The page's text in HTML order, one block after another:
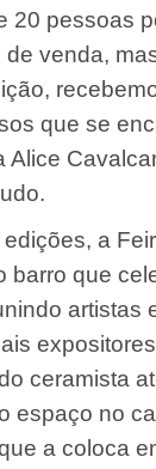
20 pessoas
venda,
que se
Alice
a
barro que
ceramista
espaço no
a coloca